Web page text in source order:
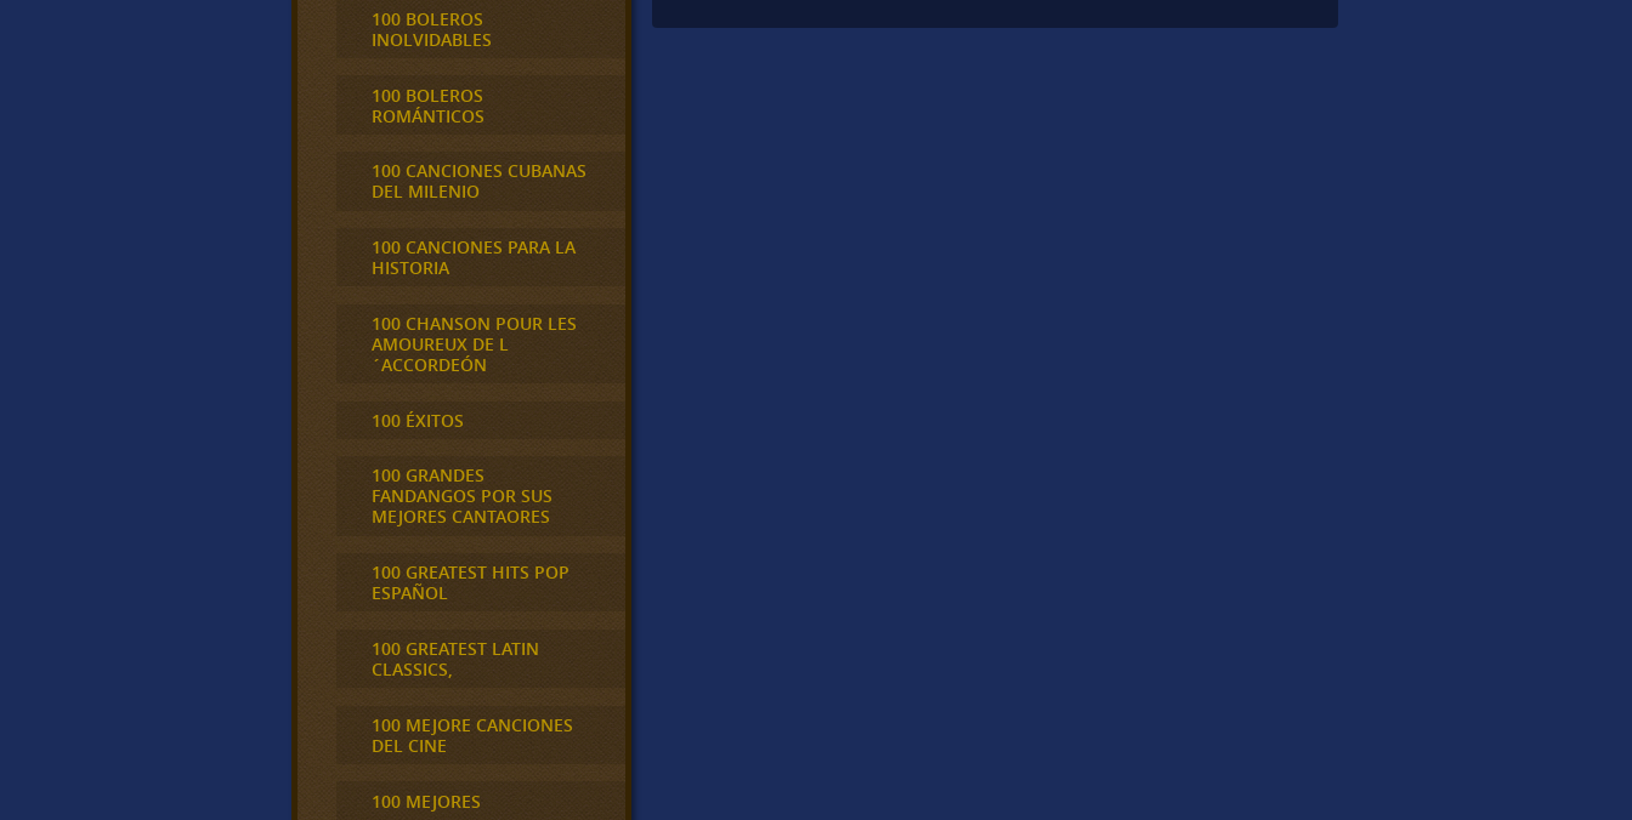
100 BOLEROS
INOLVIDABLES
100 BOLEROS
ROMÁNTICOS
100 CANCIONES CUBANAS
DEL MILENIO
100 CANCIONES PARA LA
HISTORIA
100 CHANSON POUR LES
AMOUREUX DE L
´ACCORDEÓN
100 ÉXITOS
100 GRANDES
FANDANGOS POR SUS
MEJORES CANTAORES
100 GREATEST HITS POP
ESPAÑOL
100 GREATEST LATIN
CLASSICS,
100 MEJORE CANCIONES
DEL CINE
100 MEJORES